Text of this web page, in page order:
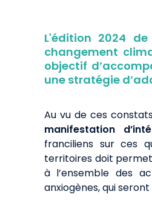
L'édition 2024
changement
objectif
une stratégie
Au vu de ces
manifestation
franciliens sur ces
territoires doit
à l’ensemble des
anxiogènes, qui